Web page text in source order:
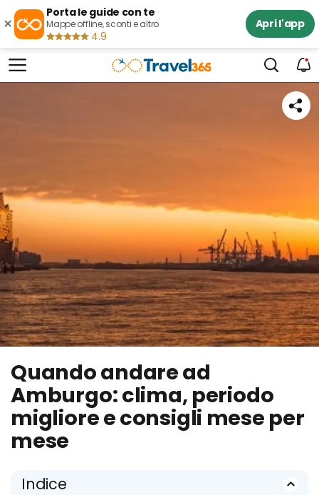
×
Porta le guide con te
Mappe offline, sconti e altro
4.9
Apri l'app
Quando andare ad
Amburgo: clima, periodo
migliore e consigli mese per
mese
Indice